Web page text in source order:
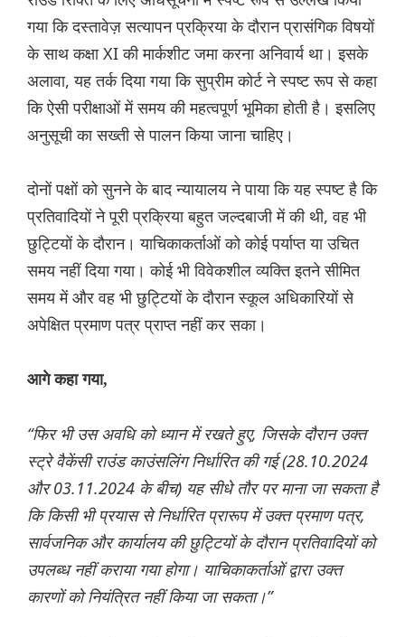
गया कि दस्तावेज़ सत्यापन प्रक्रिया के दौरान प्रासंगिक विषयों
के साथ कक्षा XI की मार्कशीट जमा करना अनिवार्य था। इसके
अलावा, यह तर्क दिया गया कि सुप्रीम कोर्ट ने स्पष्ट रूप से कहा
कि ऐसी परीक्षाओं में समय की महत्वपूर्ण भूमिका होती है। इसलिए
अनुसूची का सख्ती से पालन किया जाना चाहिए।
दोनों पक्षों को सुनने के बाद न्यायालय ने पाया कि यह स्पष्ट है कि
प्रतिवादियों ने पूरी प्रक्रिया बहुत जल्दबाजी में की थी, वह भी
छुट्टियों के दौरान। याचिकाकर्ताओं को कोई पर्याप्त या उचित
समय नहीं दिया गया। कोई भी विवेकशील व्यक्ति इतने सीमित
समय में और वह भी छुट्टियों के दौरान स्कूल अधिकारियों से
अपेक्षित प्रमाण पत्र प्राप्त नहीं कर सका।
आगे कहा गया,
“फिर भी उस अवधि को ध्यान में रखते हुए, जिसके दौरान उक्त
स्ट्रे वैकेंसी राउंड काउंसलिंग निर्धारित की गई (28.10.2024
और 03.11.2024 के बीच) यह सीधे तौर पर माना जा सकता है
कि किसी भी प्रयास से निर्धारित प्रारूप में उक्त प्रमाण पत्र,
सार्वजनिक और कार्यालय की छुट्टियों के दौरान प्रतिवादियों को
उपलब्ध नहीं कराया गया होगा। याचिकाकर्ताओं द्वारा उक्त
कारणों को नियंत्रित नहीं किया जा सकता।”